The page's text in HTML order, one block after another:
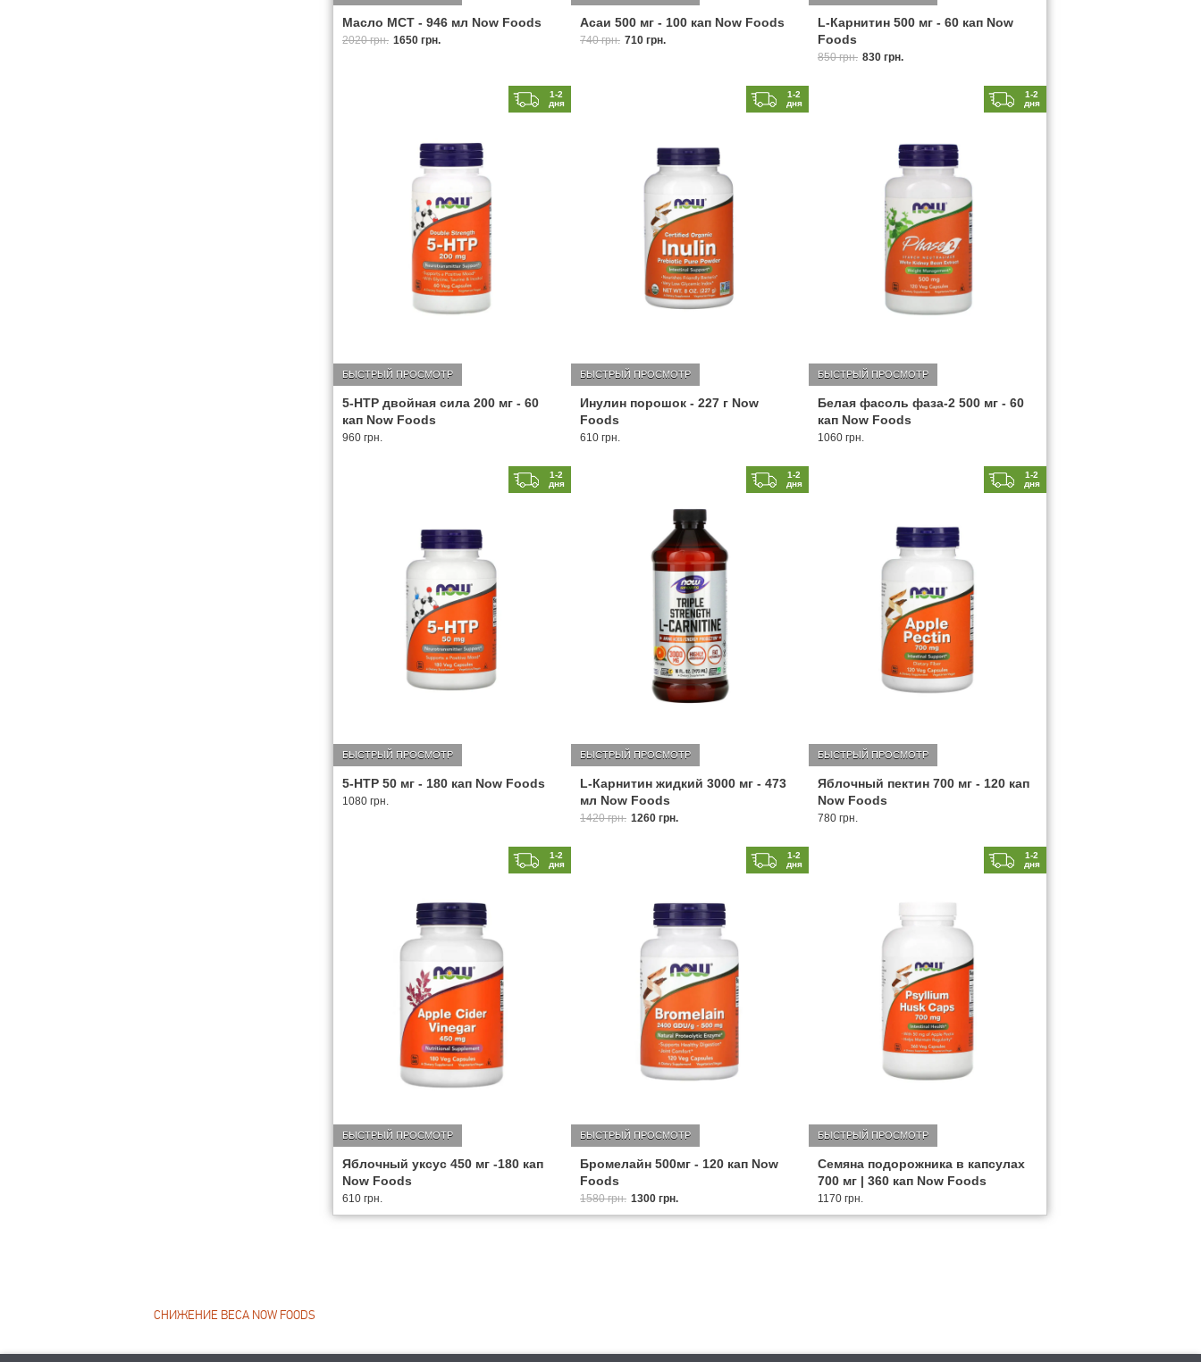
Масло МСТ - 946 мл Now Foods
2020 грн. 1650 грн.
Асаи 500 мг - 100 кап Now Foods
740 грн. 710 грн.
L-Карнитин 500 мг - 60 кап Now
Foods
850 грн. 830 грн.
1-2
дня
5-HTP двойная сила 200 мг - 60
кап Now Foods
БЫСТРЫЙ ПРОСМОТР
960 грн.
1-2
дня
Инулин порошок - 227 г Now
Foods
БЫСТРЫЙ ПРОСМОТР
610 грн.
1-2
дня
Белая фасоль фаза-2 500 мг - 60
кап Now Foods
БЫСТРЫЙ ПРОСМОТР
1060 грн.
1-2
дня
5-HTP 50 мг - 180 кап Now Foods
БЫСТРЫЙ ПРОСМОТР
1080 грн.
1-2
дня
L-Карнитин жидкий 3000 мг - 473
мл Now Foods
БЫСТРЫЙ ПРОСМОТР
1420 грн. 1260 грн.
1-2
дня
Яблочный пектин 700 мг - 120 кап
Now Foods
БЫСТРЫЙ ПРОСМОТР
780 грн.
1-2
дня
Яблочный уксус 450 мг -180 кап
Now Foods
БЫСТРЫЙ ПРОСМОТР
610 грн.
1-2
дня
Бромелайн 500мг - 120 кап Now
Foods
БЫСТРЫЙ ПРОСМОТР
1580 грн. 1300 грн.
1-2
дня
Семяна подорожника в капсулах
700 мг | 360 кап Now Foods
БЫСТРЫЙ ПРОСМОТР
1170 грн.
СНИЖЕНИЕ ВЕСА NOW FOODS